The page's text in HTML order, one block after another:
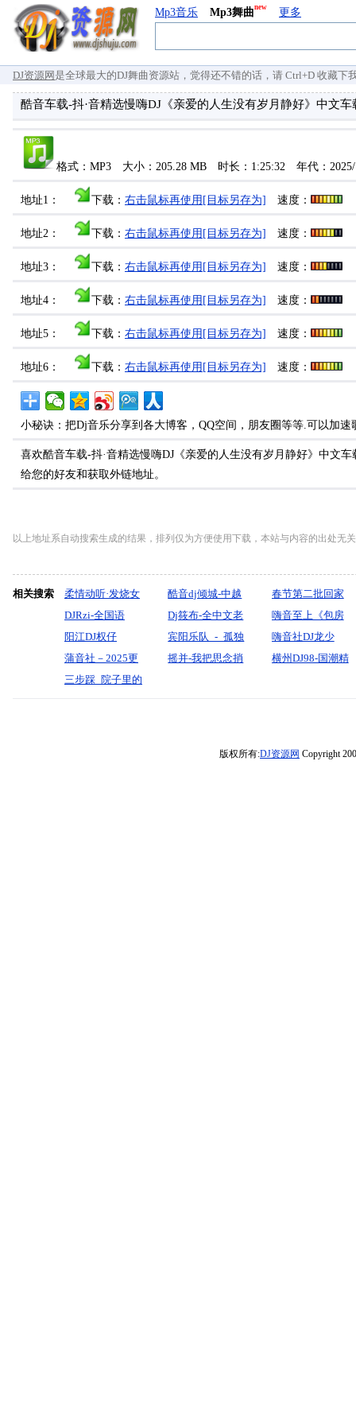
Mp3音乐 Mp3舞曲new 更多
DJ资源网 是全球最大的DJ舞曲资源站，觉得还不错的话，请 Ctrl+D 收藏下
酷音车载-抖·音精选慢嗨DJ《亲爱的人生没有岁月静好》中文
格式：MP3 大小：205.28 MB 时长：1:25:32 年代：
地址1： 下载： 右击鼠标再使用[目标另存为] 速度：
地址2： 下载： 右击鼠标再使用[目标另存为] 速度：
地址3： 下载： 右击鼠标再使用[目标另存为] 速度：
地址4： 下载： 右击鼠标再使用[目标另存为] 速度：
地址5： 下载： 右击鼠标再使用[目标另存为] 速度：
地址6： 下载： 右击鼠标再使用[目标另存为] 速度：
小秘诀：把Dj音乐分享到各大博客，QQ空间，朋友圈等等.可以加速
喜欢酷音车载-抖·音精选慢嗨DJ《亲爱的人生没有岁月静好》中文
给您的好友和获取外链地址。
以上地址系自动搜索生成的结果，排列仅为方便使用下载，本站与内容的出处无
相关搜索
柔情动听·发烧女
声《你是我的传
说》车载大碟-酷
音领域-dj贝奇
mix
酷音dj倾城-中越
南语流行热门音
乐三小时五十一
分
春节第二批回家
必备抖音流行友
谊之光劲爆DJ打
碟套曲超嗨车载
DJRzi-全国语
LakHouse阿哥阿
妹竹子系列超重
低音试音串烧
Dj筱布-全中文老
歌带dj有些爱情
放不下ProgHous
嗨音至上《包房
战曲（麻醉幻象
咖啡鼓）第一季
阳江DJ权仔
【2026全英文上
头超嗨劲爆《首
宾阳乐队_-_孤独
(dj_A_Jump_Mix)_
嗨音社DJ龙少
《凯美瑞内订v3
蒲音社－2025更
新酒吧专用嗨曲
摇并-我把思念捎
横州DJ98-国潮精
三步踩_院子里的
版权所有:DJ资源网 Copyright